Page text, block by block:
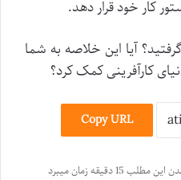
کار خود قرار دهد.
آیا این خلاصه به شما
کارآفرینی کمک کرد؟
Copy URL
مطلب 15 دقیقه زمان میبرد